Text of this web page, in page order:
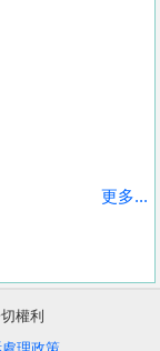
更多...
權利